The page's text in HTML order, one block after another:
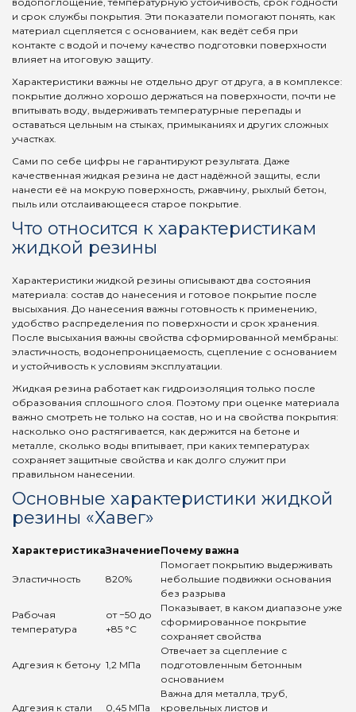
и срок службы покрытия. Эти показатели помогают понять, как
материал сцепляется с основанием, как ведёт себя при
контакте с водой и почему качество подготовки поверхности
влияет на итоговую защиту.
Характеристики важны не отдельно друг от друга, а в комплексе:
покрытие должно хорошо держаться на поверхности, почти не
впитывать воду, выдерживать температурные перепады и
оставаться цельным на стыках, примыканиях и других сложных
участках.
Сами по себе цифры не гарантируют результата. Даже
качественная жидкая резина не даст надёжной защиты, если
нанести её на мокрую поверхность, ржавчину, рыхлый бетон,
пыль или отслаивающееся старое покрытие.
Что относится к характеристикам
жидкой резины
Характеристики жидкой резины описывают два состояния
материала: состав до нанесения и готовое покрытие после
высыхания. До нанесения важны готовность к применению,
удобство распределения по поверхности и срок хранения.
После высыхания важны свойства сформированной мембраны:
эластичность, водонепроницаемость, сцепление с основанием
и устойчивость к условиям эксплуатации.
Жидкая резина работает как гидроизоляция только после
образования сплошного слоя. Поэтому при оценке материала
важно смотреть не только на состав, но и на свойства покрытия:
насколько оно растягивается, как держится на бетоне и
металле, сколько воды впитывает, при каких температурах
сохраняет защитные свойства и как долго служит при
правильном нанесении.
Основные характеристики жидкой
резины «Хавег»
ХарактеристикаЗначениеПочему важна
Эластичность 820%
Помогает покрытию выдерживать
небольшие подвижки основания
без разрыва
Рабочая
температура
от −50 до
+85 °C
Показывает, в каком диапазоне уже
сформированное покрытие
сохраняет свойства
Адгезия к бетону 1,2 МПа
Отвечает за сцепление с
подготовленным бетонным
основанием
Адгезия к стали 0,45 МПа
Важна для металла, труб,
кровельных листов и